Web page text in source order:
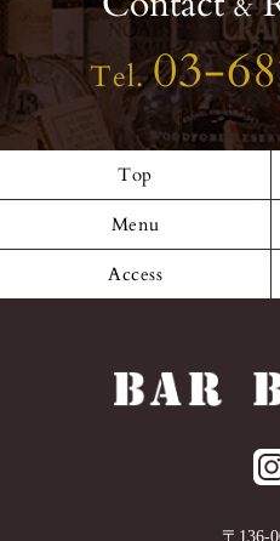
&
Tel.03-
Top
Menu
Access
〒 136-